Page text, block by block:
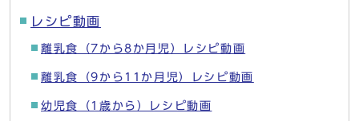
レシピ動画
離乳食（7から8か月児）レシピ動画
離乳食（9から11か月児）レシピ動画
幼児食（1歳から）レシピ動画